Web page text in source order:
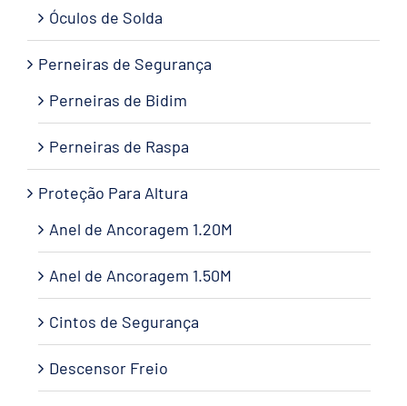
Óculos de Solda
Perneiras de Segurança
Perneiras de Bidim
Perneiras de Raspa
Proteção Para Altura
Anel de Ancoragem 1.20M
Anel de Ancoragem 1.50M
Cintos de Segurança
Descensor Freio